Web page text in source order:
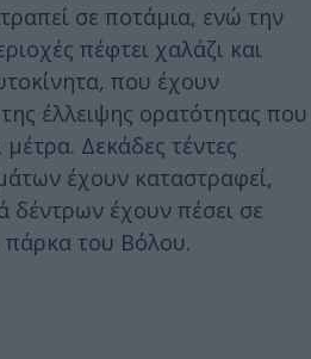
σε ποτάμια, ενώ την
πέφτει χαλάζι και
που έχουν
έλλειψης ορατότητας που
Δεκάδες τέντες
έχουν καταστραφεί,
δέντρων έχουν πέσει σε
του Βόλου.